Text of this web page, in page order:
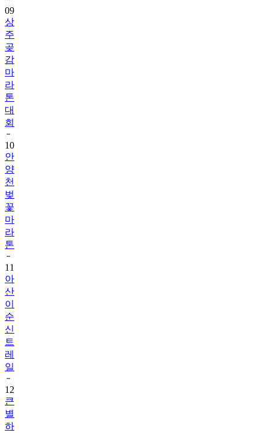
09
상
주
곶
감
마
라
톤
대
회
10
안
양
천
벚
꽃
마
라
톤
11
아
산
이
순
신
트
레
일
12
큰
별
하